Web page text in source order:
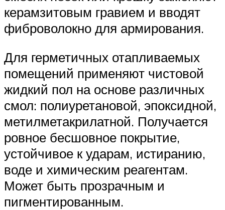
керамзитовым гравием и вводят
фиброволокно для армирования.
Для герметичных отапливаемых
помещений применяют чистовой
жидкий пол на основе различных
смол: полиуретановой, эпоксидной,
метилметакрилатной. Получается
ровное бесшовное покрытие,
устойчивое к ударам, истиранию,
воде и химическим реагентам.
Может быть прозрачным и
пигментированным.